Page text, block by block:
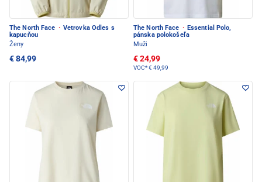
The North Face · Vetrovka Odles s
kapucňou
Ženy
€ 84,99
The North Face · Essential Polo,
pánska polokošeľa
Muži
€ 24,99
VOC*€ 49,99